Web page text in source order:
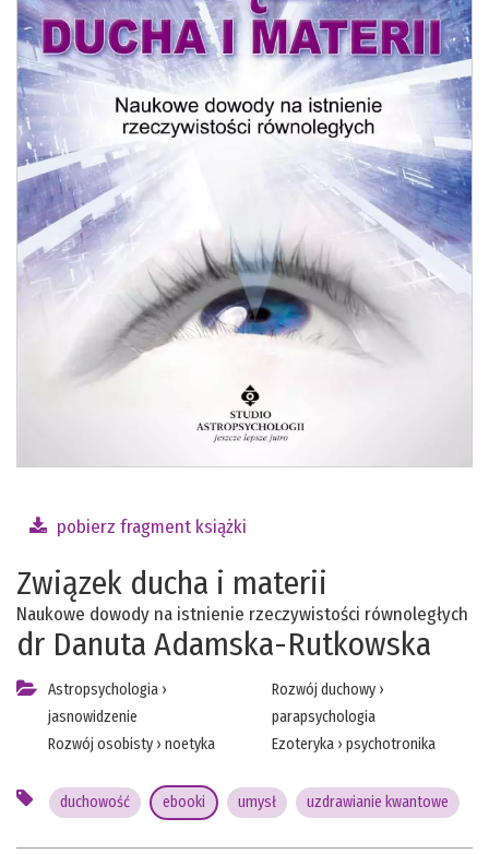
pobierz fragment książki
Związek ducha i materii
Naukowe dowody na istnienie rzeczywistości równoległych
dr Danuta Adamska-Rutkowska
Astropsychologia ›
jasnowidzenie
Rozwój osobisty › noetyka
Rozwój duchowy›
parapsychologia
Ezoteryka› psychotronika
duchowość ebooki umysł uzdrawianie kwantowe